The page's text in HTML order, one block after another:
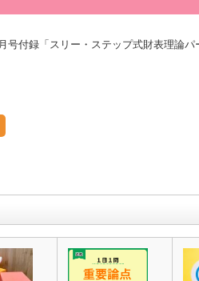
号付録「スリー・ステップ式財表理論